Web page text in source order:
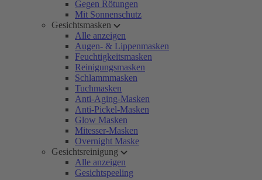
Gegen Rötungen
Mit Sonnenschutz
Gesichtsmasken
Alle anzeigen
Augen- & Lippenmasken
Feuchtigkeitsmasken
Reinigungsmasken
Schlammmasken
Tuchmasken
Anti-Aging-Masken
Anti-Pickel-Masken
Glow Masken
Mitesser-Masken
Overnight Maske
Gesichtsreinigung
Alle anzeigen
Gesichtspeeling